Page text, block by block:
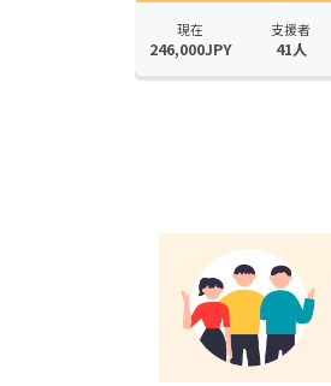
現在
246,000JPY
支援者
41人